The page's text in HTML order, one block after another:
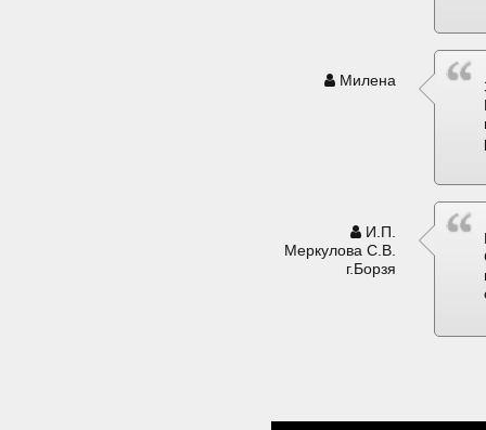
Милена
И.П.
Меркулова С.В.
г.Борзя